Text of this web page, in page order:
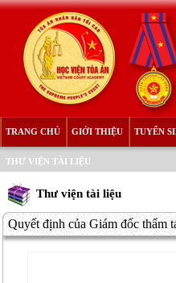
TRANG CHỦ GIỚI THIỆU TUYỂN
THƯ VIỆN TÀI LIỆU
Thư viện tài liệu
Quyết định của Giám đốc thẩm